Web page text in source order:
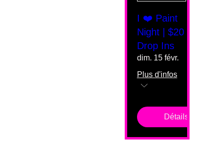
I ❤️ Paint
Night | $20
Drop Ins
dim. 15 févr.
Plus d'infos
Détails